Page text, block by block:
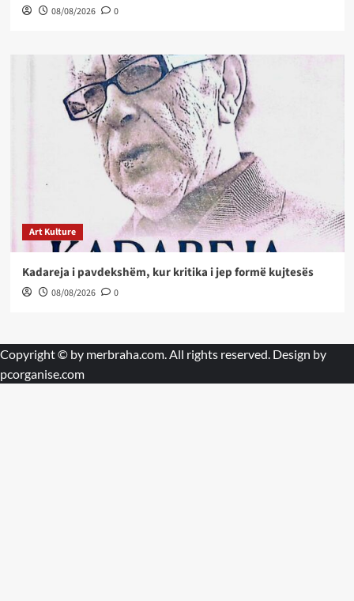
08/08/2026 0
Art Kulture
Kadareja i pavdekshëm, kur kritika i jep formë kujtesës
08/08/2026 0
Copyright © by merbraha.com. All rights reserved. Design by
pcorganise.com